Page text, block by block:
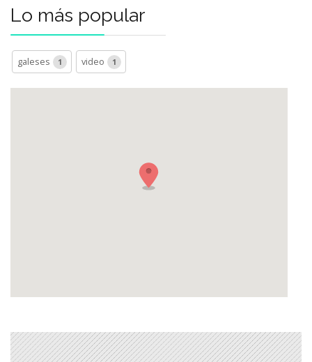
Lo más popular
galeses 1 video 1